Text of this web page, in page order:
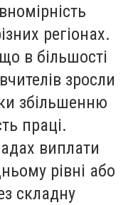
регіонах.
в більшості
зросли
збільшенню
праці.
виплати
рівні або
складну